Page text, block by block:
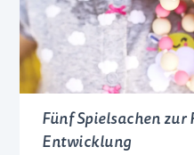
Fünf Spielsachen zur
Entwicklung